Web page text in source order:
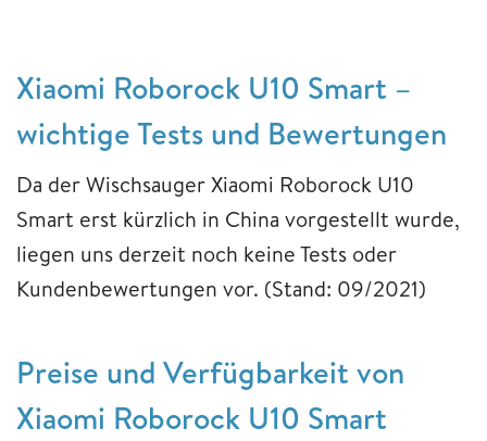
Xiaomi Roborock U10 Smart –
wichtige Tests und Bewertungen
Da der Wischsauger Xiaomi Roborock U10
Smart erst kürzlich in China vorgestellt wurde,
liegen uns derzeit noch keine Tests oder
Kundenbewertungen vor. (Stand: 09/2021)
Preise und Verfügbarkeit von
Xiaomi Roborock U10 Smart